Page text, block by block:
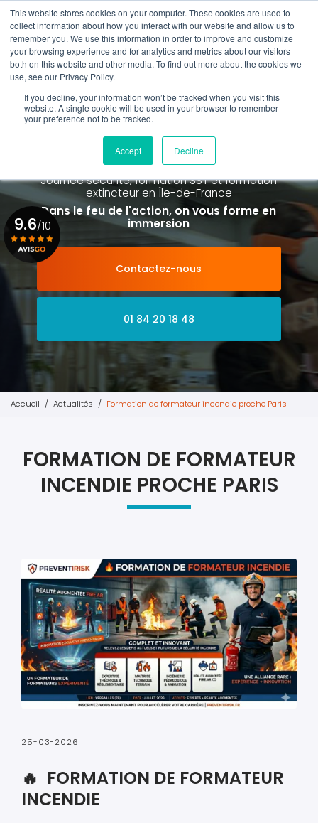
This website stores cookies on your computer. These cookies are used to
collect information about how you interact with our website and allow us to
remember you. We use this information in order to improve and customize
your browsing experience and for analytics and metrics about our visitors
both on this website and other media. To find out more about the cookies we
use, see our Privacy Policy.
If you decline, your information won’t be tracked when you visit this
website. A single cookie will be used in your browser to remember
your preference not to be tracked.
Accept Decline
Aller
au
contenu
principal
01 84 20 18 48
Rappel gratuit
Spécialiste de la formation SST et
de la Formation Incendie
à Paris La Défense depuis 2015
Journée sécurité, formation SST et formation
extincteuren Île-de-France
Dans le feu de l'action, on vous forme en
immersion
Contactez-nous
01 84 20 18 48
9.6/10
Voir le certificat
Accueil Actualités Formation de formateur incendie proche Paris
FORMATION DE FORMATEUR
INCENDIE PROCHE PARIS
25-03-2026
🔥 FORMATION DE FORMATEUR
INCENDIE